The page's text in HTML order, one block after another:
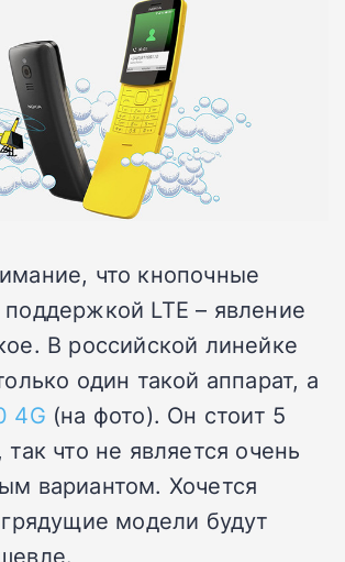
что кнопочные
LTE – явление
В российской линейке
один такой аппарат, а
4G (на фото). Он стоит 5
что не является очень
вариантом. Хочется
модели будут